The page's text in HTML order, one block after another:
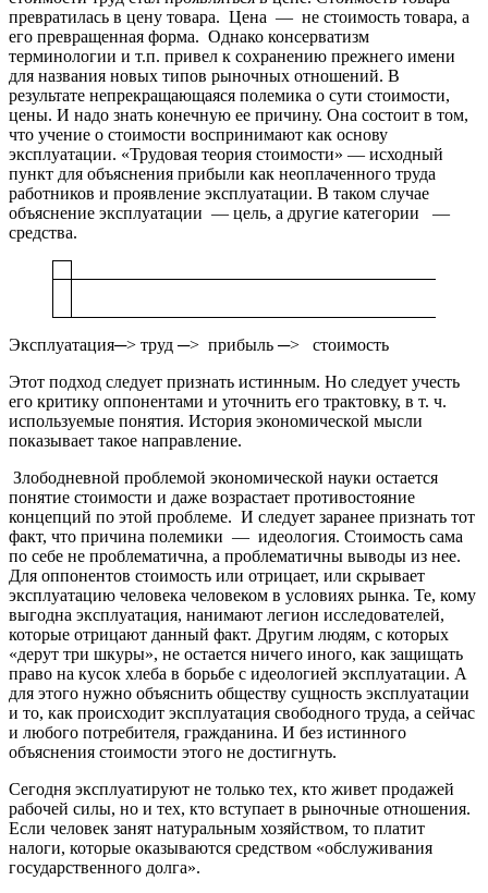
превратилась в цену товара. Цена — не стоимость товара, а
его превращенная форма. Однако консерватизм
терминологии и т.п. привел к сохранению прежнего имени
для названия новых типов рыночных отношений. В
результате непрекращающаяся полемика о сути стоимости,
цены. И надо знать конечную ее причину. Она состоит в том,
что учение о стоимости воспринимают как основу
эксплуатации. «Трудовая теория стоимости» — исходный
пункт для объяснения прибыли как неоплаченного труда
работников и проявление эксплуатации. В таком случае
объяснение эксплуатации — цель, а другие категории —
средства.
Эксплуатация─˃ труд ─˃ прибыль ─˃ стоимость
Этот подход следует признать истинным. Но следует учесть
его критику оппонентами и уточнить его трактовку, в т. ч.
используемые понятия. История экономической мысли
показывает такое направление.
Злободневной проблемой экономической науки остается
понятие стоимости и даже возрастает противостояние
концепций по этой проблеме. И следует заранее признать тот
факт, что причина полемики — идеология. Стоимость сама
по себе не проблематична, а проблематичны выводы из нее.
Для оппонентов стоимость или отрицает, или скрывает
эксплуатацию человека человеком в условиях рынка. Те, кому
выгодна эксплуатация, нанимают легион исследователей,
которые отрицают данный факт. Другим людям, с которых
«дерут три шкуры», не остается ничего иного, как защищать
право на кусок хлеба в борьбе с идеологией эксплуатации. А
для этого нужно объяснить обществу сущность эксплуатации
и то, как происходит эксплуатация свободного труда, а сейчас
и любого потребителя, гражданина. И без истинного
объяснения стоимости этого не достигнуть.
Сегодня эксплуатируют не только тех, кто живет продажей
рабочей силы, но и тех, кто вступает в рыночные отношения.
Если человек занят натуральным хозяйством, то платит
налоги, которые оказываются средством «обслуживания
государственного долга».